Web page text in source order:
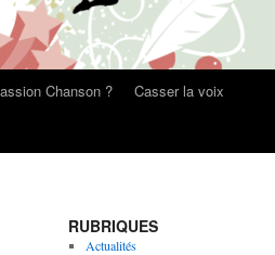
Chanson ?
Casser la voix
RUBRIQUES
Actualités